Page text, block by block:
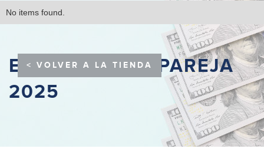
No items found.
< VOLVER A LA TIENDA
EMPRENDE EN PAREJA
2025